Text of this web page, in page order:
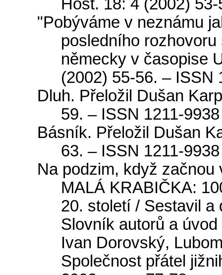
Host. 18: 4 (2002) 53-
"Pobýváme v neznámu
posledního rozhovoru
německy v časopise
(2002) 55-56. – ISSN
Dluh. Přeložil Dušan
59. – ISSN 1211-9938
Básník. Přeložil Dušan
63. – ISSN 1211-9938
Na podzim, když začnou
MALÁ KRABIČKA:
20. století / Sestavil a
Slovník autorů aúvod
Ivan Dorovský,
Společnost přátel